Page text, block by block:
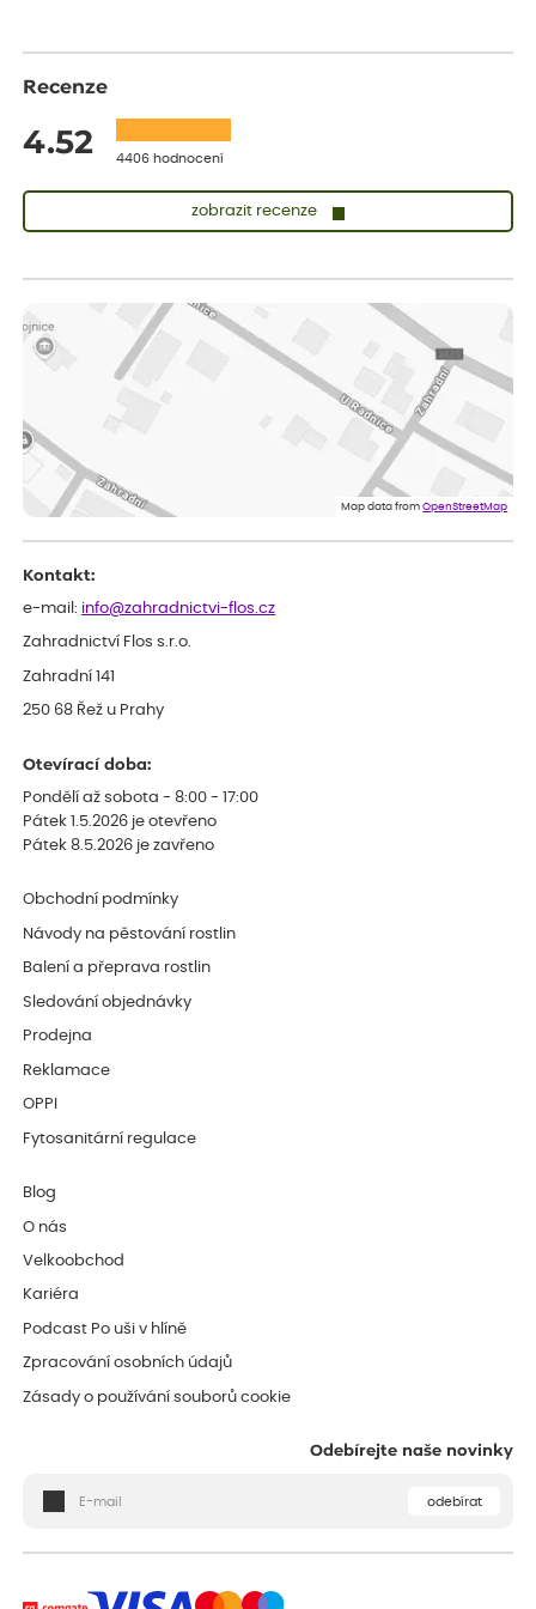
Recenze
4.52 4406 hodnocení
zobrazit recenze
Měla jsem pouze 1objednavku a zatím jsem spokojená se
sazenicemi
Miroslava
Rostliny byly v pořádku, dobře zabalené, celková spokojenost.
Doporučuji :). Spokojenost, stromky v pěkném stavu. Jediné, co
my chybělo, bylo komunikování nedostupného zboží před
Map data fromOpenStreetMap
Kontakt:
e-mail: info@zahradnictvi-flos.cz
Zahradnictví Flos s.r.o.
Zahradní 141
250 68 Řež u Prahy
Otevírací doba:
Pondělí až sobota - 8:00 - 17:00
Pátek 1.5.2026 je otevřeno
Pátek 8.5.2026 je zavřeno
Obchodní podmínky
Návody na pěstování rostlin
Balení a přeprava rostlin
Sledování objednávky
Prodejna
Reklamace
OPPI
Fytosanitární regulace
Blog
O nás
Velkoobchod
Kariéra
Podcast Po uši v hlíně
Zpracování osobních údajů
Zásady o používání souborů cookie
Odebírejte naše novinky
odebírat